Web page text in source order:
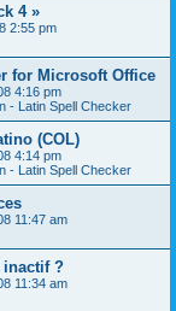
4 »
2:55 pm
for Microsoft Office
4:16 pm
- Latin Spell Checker
(COL)
4:14 pm
- Latin Spell Checker
11:47 am
inactif ?
11:34 am